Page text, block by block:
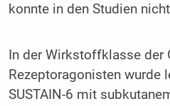
konnte in den Studien
In der Wirkstoffklasse der
Rezeptoragonisten wurde
SUSTAIN-6 mit